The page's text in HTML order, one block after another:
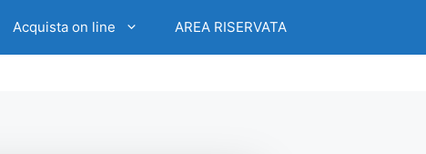
Acquista on line AREA RISERVATA